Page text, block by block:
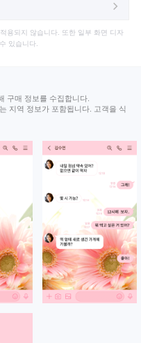
용되지 않습니다. 또한 일부 화면 디자
있습니다.
구매 정보를 수집합니다.
지역 정보가 포함됩니다. 고객을 식